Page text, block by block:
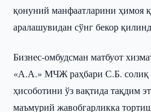
қонуний манфаатларини ҳимоя
аралашувидан сўнг бекор
Бизнес-омбудсман матбуот
«А.А.» МЧЖ раҳбари С.Б. солиқ
ҳисоботини ўз вақтида тақдим
маъмурий жавобгарликка